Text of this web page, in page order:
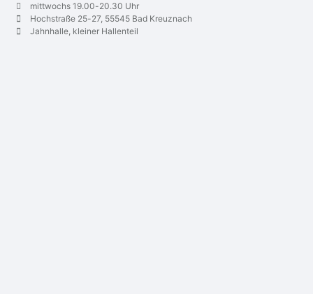
mittwochs 19.00-20.30 Uhr
Hochstraße 25-27, 55545 Bad Kreuznach
Jahnhalle, kleiner Hallenteil